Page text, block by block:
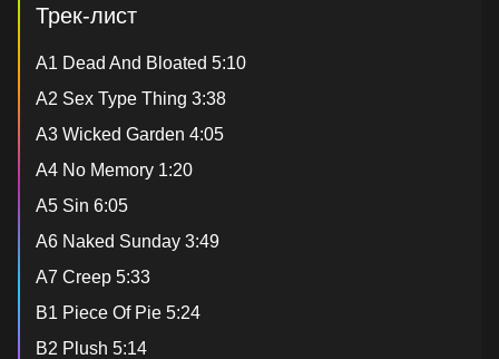
Трек-лист
A1 Dead And Bloated 5:10
A2 Sex Type Thing 3:38
A3 Wicked Garden 4:05
A4 No Memory 1:20
A5 Sin 6:05
A6 Naked Sunday 3:49
A7 Creep 5:33
B1 Piece Of Pie 5:24
B2 Plush 5:14